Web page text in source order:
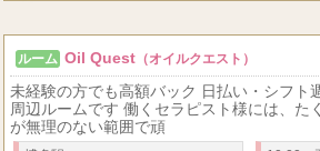
ルーム Oil Quest （オイルクエスト）
未経験の方でも高額バック 日払い・シフト
周辺ルームです 働くセラピスト様には、た
が無理のない範囲で頑